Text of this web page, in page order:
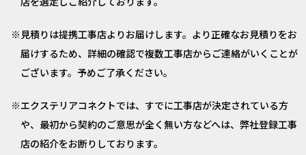
見積りは提携工事店よりお届けします。より正確なお見積りをお
届けするため、詳細の確認で複数工事店からご連絡がいくことが
ございます。予めご了承ください。
エクステリアコネクトでは、すでに工事店が決定されている方
や、最初から契約のご意思が全く無い方などへは、弊社登録工事
店の紹介をお断りしております。